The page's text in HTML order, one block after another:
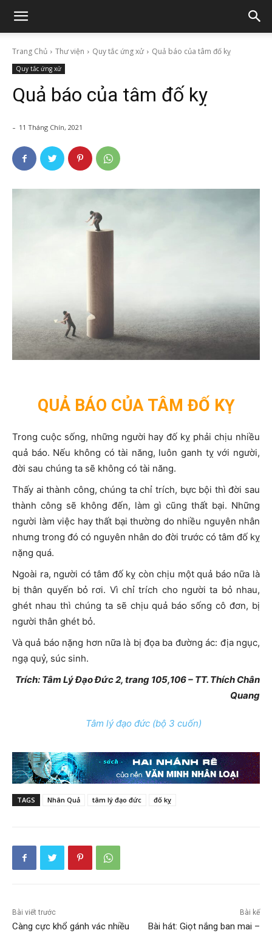
Trang Chủ Thư viện Quy tắc ứng xử Quả báo của tâm đố kỵ
Quy tắc ứng xử
Quả báo của tâm đố kỵ
- 11 Tháng Chín, 2021
QUẢ BÁO CỦA TÂM ĐỐ KỴ
Trong cuộc sống, những người hay đố kỵ phải chịu nhiều
quả báo. Nếu không có tài năng, luôn ganh tỵ với người,
đời sau chúng ta sẽ không có tài năng.
Thấy ai thành công, chúng ta chỉ trích, bực bội thì đời sau
thành công sẽ không đến, làm gì cũng thất bại. Những
người làm việc hay thất bại thường do nhiều nguyên nhân
nhưng trong đó có nguyên nhân do đời trước có tâm đố kỵ
nặng quá.
Ngoài ra, người có tâm đố kỵ còn chịu một quả báo nữa là
bị thân quyến bỏ rơi. Vì chỉ trích cho người ta bỏ nhau,
ghét nhau thì chúng ta sẽ chịu quả báo sống cô đơn, bị
người thân ghét bỏ.
Và quả báo nặng hơn nữa là bị đọa ba đường ác: địa ngục,
ngạ quỷ, súc sinh.
Trích: Tâm Lý Đạo Đức 2, trang 105,106 – TT. Thích Chân
Quang
Tâm lý đạo đức (bộ 3 cuốn)
TAGS Nhân Quả tâm lý đạo đức đố kỵ
Bài viết trước
Càng cực khổ gánh vác nhiều
Bài kế
Bài hát: Giọt nắng ban mai –